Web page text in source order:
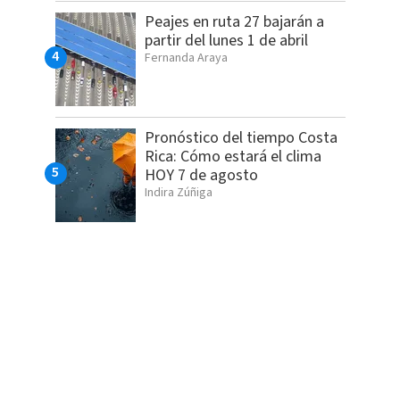
Peajes en ruta 27 bajarán a
partir del lunes 1 de abril
Fernanda Araya
Pronóstico del tiempo Costa
Rica: Cómo estará el clima
HOY 7 de agosto
Indira Zúñiga